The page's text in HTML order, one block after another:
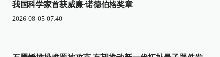
我国科学家首获威廉·诺德伯格奖章
2026-08-05 07:40